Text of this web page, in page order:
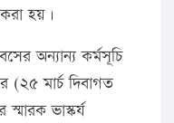
হয়।
অন্যান্য কর্মসূচি
(২৫ মার্চ দিবাগত
ভাস্কর্য